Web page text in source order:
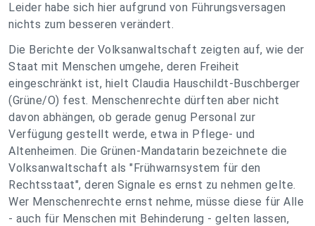
Leider habe sich hier aufgrund von Führungsversagen
nichts zum besseren verändert.
Die Berichte der Volksanwaltschaft zeigten auf, wie der
Staat mit Menschen umgehe, deren Freiheit
eingeschränkt ist, hielt Claudia Hauschildt-Buschberger
(Grüne/O) fest. Menschenrechte dürften aber nicht
davon abhängen, ob gerade genug Personal zur
Verfügung gestellt werde, etwa in Pflege- und
Altenheimen. Die Grünen-Mandatarin bezeichnete die
Volksanwaltschaft als "Frühwarnsystem für den
Rechtsstaat", deren Signale es ernst zu nehmen gelte.
Wer Menschenrechte ernst nehme, müsse diese für Alle
- auch für Menschen mit Behinderung - gelten lassen,